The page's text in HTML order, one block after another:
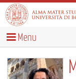
Menu